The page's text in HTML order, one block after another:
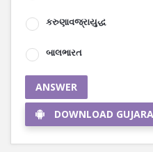
કરુણાવજ્રાયુદ્ધ
બાલભારત
ANSWER
DOWNLOAD